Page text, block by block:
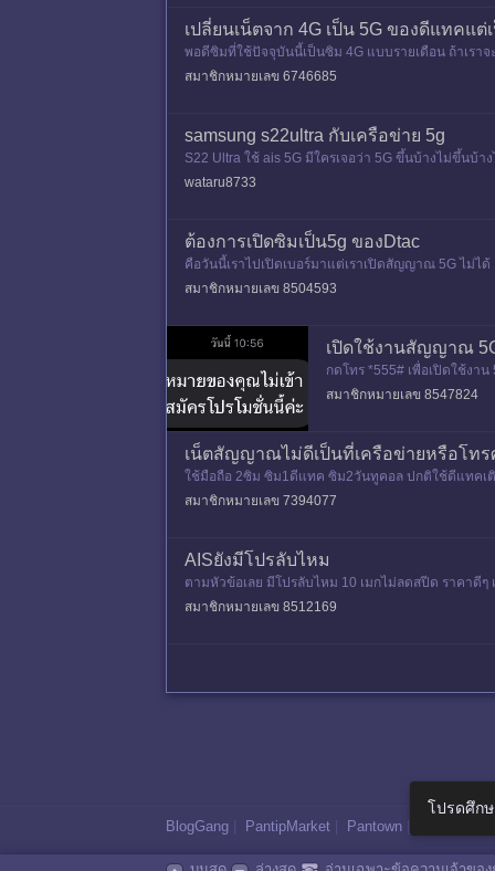
เปลี่ยนเน็ตจาก 4G เป็น 5G ของดีแทคแต่
พอดีซิมที่ใช้ปัจจุบันนี้เป็นซิม 4G แบบรายเดือน ถ้าเราจ
สมาชิกหมายเลข 6746685
samsung s22ultra กับเครือข่าย 5g
S22 Ultra ใช้ ais 5G มีใครเจอว่า 5G ขึ้นบ้างไม่ขึ้นบ้
ยู่แล้วเป็น
wataru8733
ต้องการเปิดซิมเป็น5g ของDtac
คือวันนี้เราไปเปิดเบอร์มาแต่เราเปิดสัญญาณ 5G ไม่ได้
สมาชิกหมายเลข 8504593
เปิดใช้งานสัญญาณ
กดโทร *555# เพื่อเปิดใช้งา
สมาชิกหมายเลข 8547824
เน็ตสัญญาณไม่ดีเป็นที่เครือข่ายหรือโท
ใช้มือถือ 2ซิม ซิม1ดีแทค ซิม2วันทูคอล ปกติใช้ดีแทคเติ
ใช้ไม่
สมาชิกหมายเลข 7394077
AISยังมีโปรลับไหม
ตามหัวข้อเลย มีโปรลับไหม 10 เมกไม่ลดสปีด ราคาดี
สมาชิกหมายเลข 8512169
BlogGang PantipMarket Pantown
โปรดศึก